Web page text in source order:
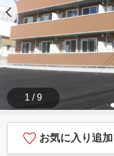
1 / 9
お気に入り追加